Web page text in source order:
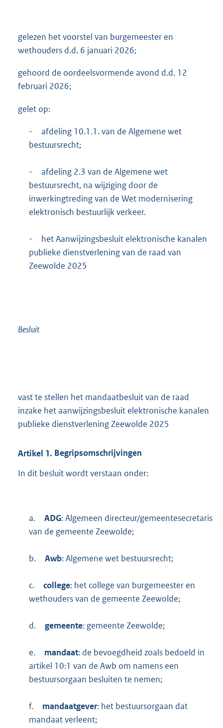
b
gelezen het voorstel van burgemeester en
wethouders d.d. 6 januari 2026;
gehoord de oordeelsvormende avond d.d. 12
februari 2026;
gelet op:
-
afdeling 10.1.1. van de Algemene wet
bestuursrecht;
-
afdeling 2.3 van de Algemene wet
bestuursrecht, na wijziging door de
inwerkingtreding van de Wet modernisering
elektronisch bestuurlijk verkeer.
-
het Aanwijzingsbesluit elektronische kanalen
publieke dienstverlening van de raad van
Zeewolde 2025
Besluit
vast te stellen het mandaatbesluit van de raad
inzake het aanwijzingsbesluit elektronische kanalen
publieke dienstverlening Zeewolde 2025
Artikel 1. Begripsomschrijvingen
In dit besluit wordt verstaan onder:
a. ADG: Algemeen directeur/gemeentesecretaris
van de gemeente Zeewolde;
b. Awb: Algemene wet bestuursrecht;
c. college: het college van burgemeester en
wethouders van de gemeente Zeewolde;
d. gemeente: gemeente Zeewolde;
e. mandaat: de bevoegdheid zoals bedoeld in
artikel 10:1 van de Awb om namens een
bestuursorgaan besluiten te nemen;
f. mandaatgever: het bestuursorgaan dat
mandaat verleent;